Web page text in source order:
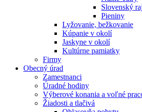
Slovenský raj
Pieniny
Lyžovanie, bežkovanie
Kúpanie v okolí
Jaskyne v okolí
Kultúrne pamiatky
Firmy
Obecný úrad
Zamestnanci
Úradné hodiny
Výberové konania a voľné
Žiadosti a tlačivá